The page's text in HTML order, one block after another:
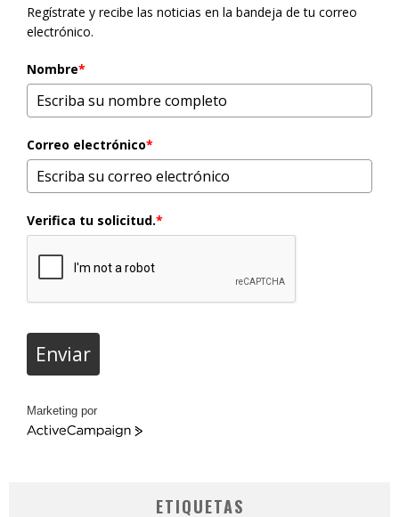
Regístrate y recibe las noticias en la bandeja de tu correo
electrónico.
Nombre*
Correo electrónico*
Verifica tu solicitud.*
Enviar
Marketing por
ActiveCampaign
ETIQUETAS